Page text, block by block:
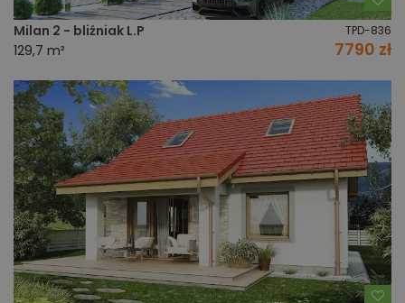
Milan 2 - bliźniak L.P TPD-836
129,7 m² 7790 zł